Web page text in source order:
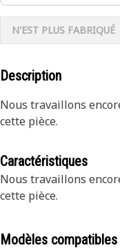
N'EST PLUS FABRIQUÉ
Description
Nous travaillons
cette pièce.
Caractéristiques
Nous travaillons
cette pièce.
Modèles compatibles